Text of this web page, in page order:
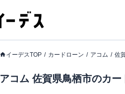
イーデスTOP カードローン アコム 佐
アコム 佐賀県鳥栖市のカ